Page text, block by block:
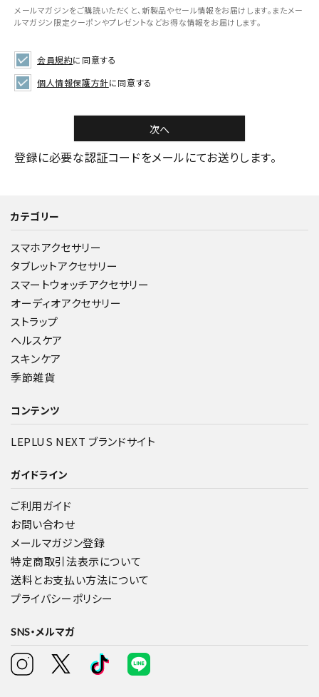
メールマガジンをご購読いただくと、新製品やセール情報をお届けします。またメー
ルマガジン限定クーポンやプレゼントなどお得な情報をお届けします。
会員規約に同意する
個人情報保護方針に同意する
次へ
登録に必要な認証コードをメールにてお送りします。
カテゴリー
スマホアクセサリー
タブレットアクセサリー
スマートウォッチアクセサリー
オーディオアクセサリー
ストラップ
ヘルスケア
スキンケア
季節雑貨
コンテンツ
LEPLUS NEXT ブランドサイト
ガイドライン
ご利用ガイド
お問い合わせ
メールマガジン登録
特定商取引法表示について
送料とお支払い方法について
プライバシーポリシー
SNS・メルマガ